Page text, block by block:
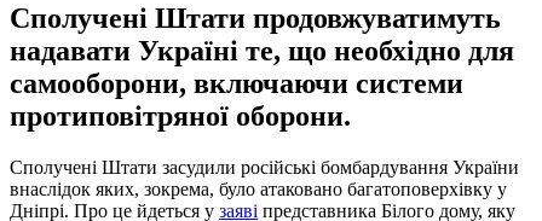
Сполучені Штати продовжуватимуть
надавати Україні те, що необхідно для
самооборони, включаючи системи
протиповітряної оборони.
Сполучені Штати засудили російські бомбардування України
внаслідок яких, зокрема, було атаковано багатоповерхівку у
Дніпрі. Про це йдеться у заяві представника Білого дому, яку